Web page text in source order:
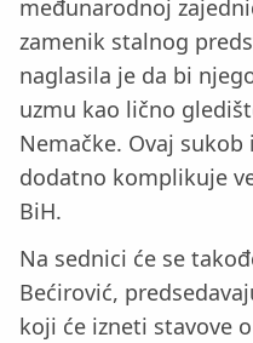
međunarodnoj
zamenik stalnog
naglasila je da bi
uzmu kao lično
Nemačke. Ovaj
dodatno komplikuje
BiH.
Na sednici će se
Bećirović,
koji će izneti stavove